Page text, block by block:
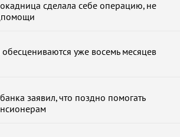
сделала себе операцию, не
уже восемь месяцев
заявил, что поздно помогать